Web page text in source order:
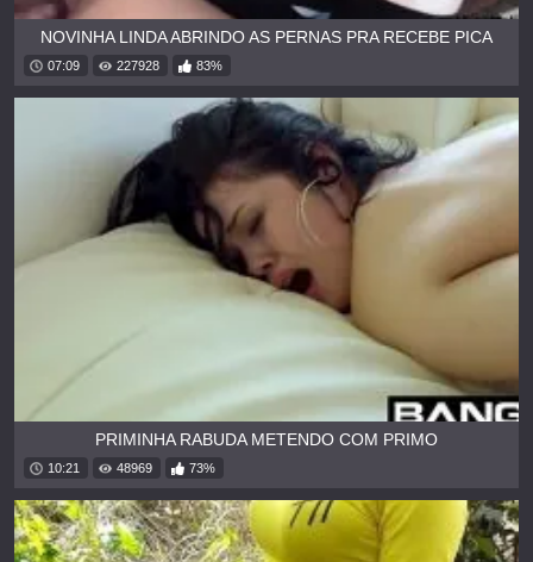
NOVINHA LINDA ABRINDO AS PERNAS PRA RECEBE PICA
07:09 227928 83%
PRIMINHA RABUDA METENDO COM PRIMO
10:21 48969 73%